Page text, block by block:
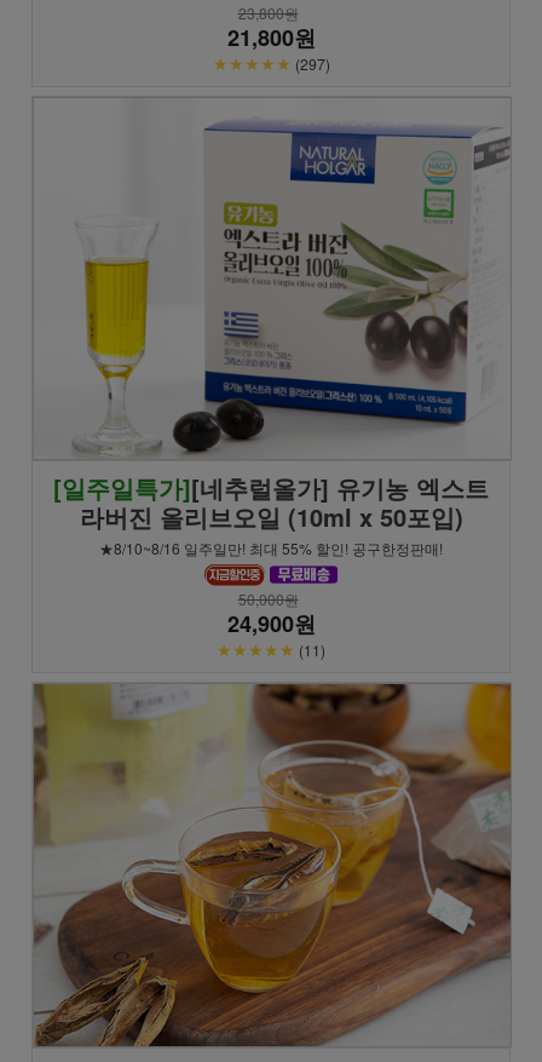
23,800원
21,800원
★★★★★ (297)
[일주일특가][네추럴올가] 유기농 엑스트
라버진 올리브오일 (10ml x 50포입)
★8/10~8/16 일주일만! 최대 55% 할인! 공구한정판매!
50,000원
24,900원
★★★★★ (11)